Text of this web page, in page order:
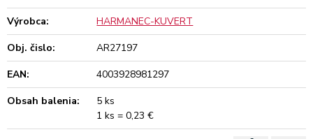
Výrobca:
HARMANEC-KUVERT
Obj. čislo:
AR27197
EAN:
4003928981297
Obsah balenia:
5 ks
1 ks = 0,23 €